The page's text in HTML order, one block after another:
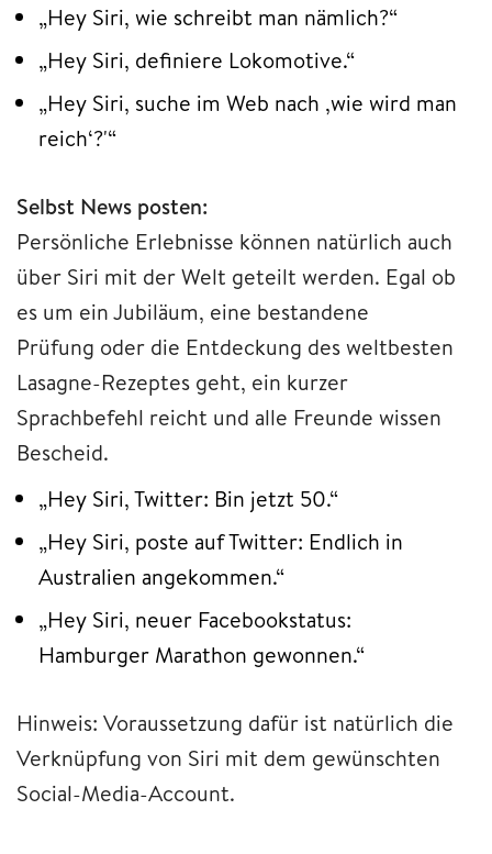
„Hey Siri, wie schreibt man nämlich?“
„Hey Siri, definiere Lokomotive.“
„Hey Siri, suche im Web nach ‚wie wird man
reich‘?'“
Selbst News posten:
Persönliche Erlebnisse können natürlich auch
über Siri mit der Welt geteilt werden. Egal ob
es um ein Jubiläum, eine bestandene
Prüfung oder die Entdeckung des weltbesten
Lasagne-Rezeptes geht, ein kurzer
Sprachbefehl reicht und alle Freunde wissen
Bescheid.
„Hey Siri, Twitter: Bin jetzt 50.“
„Hey Siri, poste auf Twitter: Endlich in
Australien angekommen.“
„Hey Siri, neuer Facebookstatus:
Hamburger Marathon gewonnen.“
Hinweis: Voraussetzung dafür ist natürlich die
Verknüpfung von Siri mit dem gewünschten
Social-Media-Account.